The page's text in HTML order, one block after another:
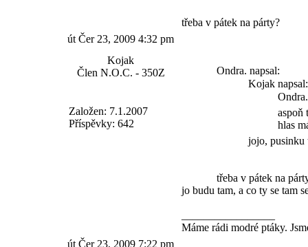
třeba v pátek na párty?
út Čer 23, 2009 4:32 pm
Kojak
Člen N.O.C. - 350Z
Založen: 7.1.2007
Příspěvky: 642
Ondra. napsal:
Kojak napsal:
aspoň
hlas
jojo,
třeba v pátek na
jo budu tam, a co ty se tam
Máme rádi modré ptáky.
út Čer 23, 2009 7:22 pm